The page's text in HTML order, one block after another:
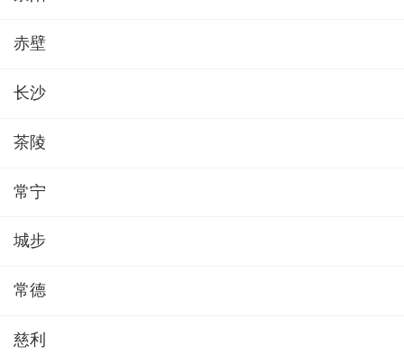
赤壁
长沙
茶陵
常宁
城步
常德
慈利